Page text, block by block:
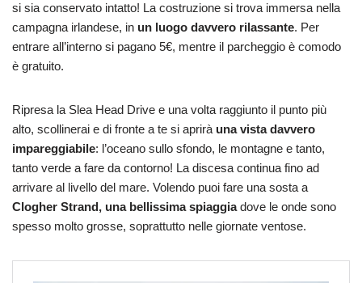
si sia conservato intatto! La costruzione si trova immersa nella
campagna irlandese, in un luogo davvero rilassante. Per
entrare all’interno si pagano 5€, mentre il parcheggio è comodo
è gratuito.
Ripresa la Slea Head Drive e una volta raggiunto il punto più
alto, scollinerai e di fronte a te si aprirà una vista davvero
impareggiabile: l’oceano sullo sfondo, le montagne e tanto,
tanto verde a fare da contorno! La discesa continua fino ad
arrivare al livello del mare. Volendo puoi fare una sosta a
Clogher Strand, una bellissima spiaggiadove le onde sono
spesso molto grosse, soprattutto nelle giornate ventose.